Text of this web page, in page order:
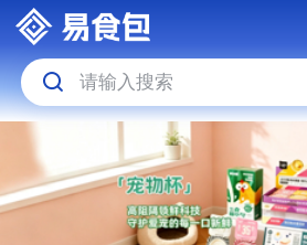
请输入搜索